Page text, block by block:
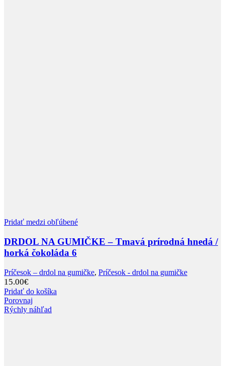
Pridať medzi obľúbené
DRDOL NA GUMIČKE – Tmavá prírodná hnedá /
horká čokoláda 6
Príčesok – drdol na gumičke, Príčesok - drdol na gumičke
15.00€
Pridať do košíka
Porovnaj
Rýchly náhľad